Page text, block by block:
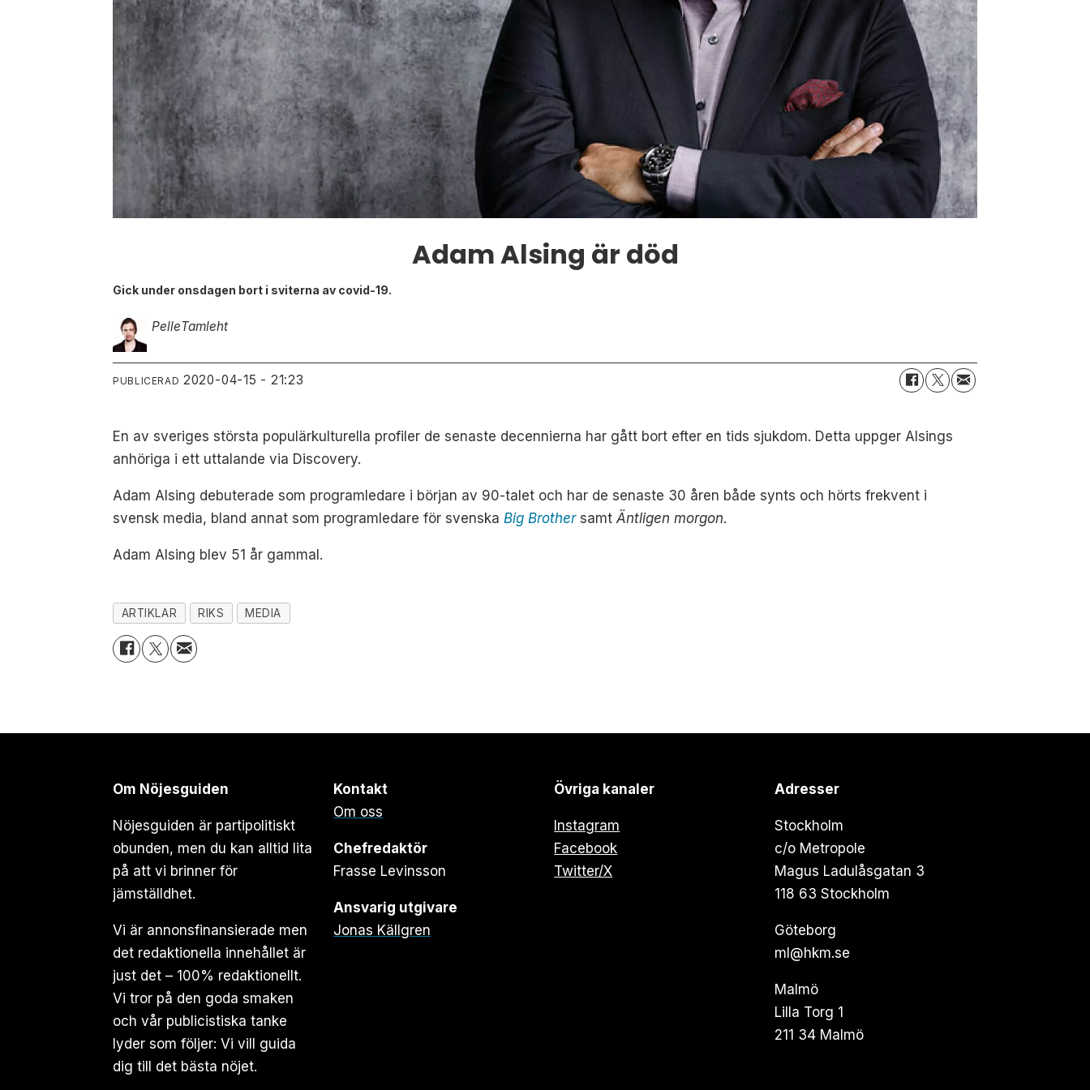
Adam Alsing är död
Gick under onsdagen bort i sviterna av covid-19.
PelleTamleht
PUBLICERAD 2020-04-15 - 21:23
En av sveriges största populärkulturella profiler de senaste decennierna har gått bort efter en tids sjukdom. Detta uppger Alsings
anhöriga i ett uttalande via Discovery.
Adam Alsing debuterade som programledare i början av 90-talet och har de senaste 30 åren både synts och hörts frekvent i
svensk media, bland annat som programledare för svenskaBig BrothersamtÄntligen morgon.
Adam Alsing blev 51 år gammal.
ARTIKLAR RIKS MEDIA
Om Nöjesguiden
Nöjesguiden är partipolitiskt
obunden, men du kan alltid lita
på att vi brinner för
jämställdhet.
Vi är annonsfinansierade men
det redaktionella innehållet är
just det – 100% redaktionellt.
Vi tror på den goda smaken
och vår publicistiska tanke
lyder som följer: Vi vill guida
dig till det bästa nöjet.
Kontakt
Om oss
Chefredaktör
Frasse Levinsson
Ansvarig utgivare
Jonas Källgren
Övriga kanaler
Instagram
Facebook
Twitter/X
Adresser
Stockholm
c/o Metropole
Magus Ladulåsgatan 3
118 63 Stockholm
Göteborg
ml@hkm.se
Malmö
Lilla Torg 1
211 34 Malmö